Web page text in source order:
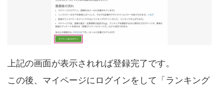
上記の画面が表示されれば登録完了です。
この後、マイページにログインをして「ランキング